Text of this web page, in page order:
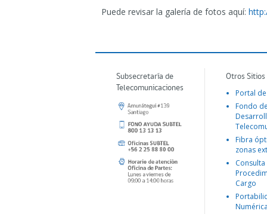
Puede revisar la galería de fotos aquí:
Subsecretaría de
Telecomunicaciones
Otros
Portal
Fondo
Fibra
zonas
Consulta
Cargo